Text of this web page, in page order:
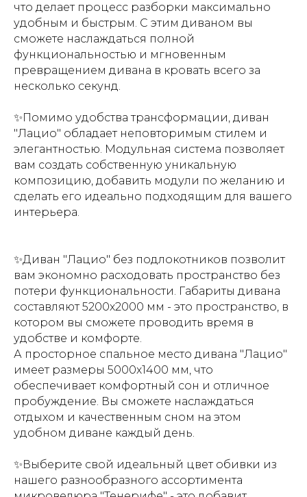
что делает процесс разборки максимально
удобным и быстрым. С этим диваном вы
сможете наслаждаться полной
функциональностью и мгновенным
превращением дивана в кровать всего за
несколько секунд.
✨Помимо удобства трансформации, диван
"Лацио" обладает неповторимым стилем и
элегантностью. Модульная система позволяет
вам создать собственную уникальную
композицию, добавить модули по желанию и
сделать его идеально подходящим для вашего
интерьера.
✨Диван "Лацио" без подлокотников позволит
вам экономно расходовать пространство без
потери функциональности. Габариты дивана
составляют 5200х2000 мм - это пространство, в
котором вы сможете проводить время в
удобстве и комфорте.
А просторное спальное место дивана "Лацио"
имеет размеры 5000х1400 мм, что
обеспечивает комфортный сон и отличное
пробуждение. Вы сможете наслаждаться
отдыхом и качественным сном на этом
удобном диване каждый день.
✨Выберите свой идеальный цвет обивки из
нашего разнообразного ассортимента